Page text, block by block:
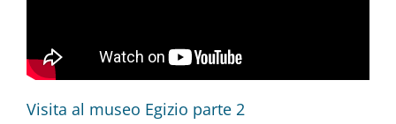
Visita al museo Egizio parte 2